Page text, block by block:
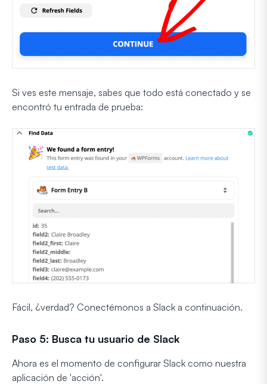
Si ves este mensaje, sabes que todo está conectado y se
encontró tu entrada de prueba:
Fácil, ¿verdad? Conectémonos a Slack a continuación.
Paso 5: Busca tu usuario de Slack
Ahora es el momento de configurar Slack como nuestra
aplicación de 'acción'.